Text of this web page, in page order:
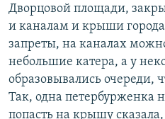
Дворцовой площади,
и каналам и крыши
запреты, на каналах
небольшие катера, а у
образовывались очереди,
Так, одна петербурженка
попасть на крышу